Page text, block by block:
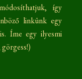
így
linkünk egy
Íme egy ilyesmi